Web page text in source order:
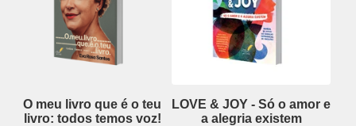
O meu livro que é o teu
livro: todos temos voz!
LOVE & JOY - Só o amor e
a alegria existem